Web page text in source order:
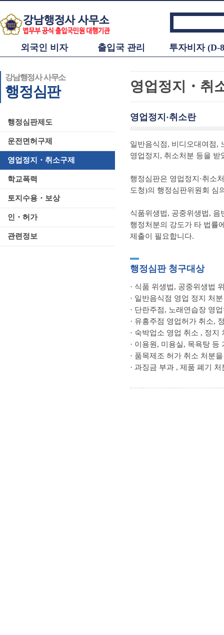
외국인 비자 출입국 관리 투자비자 (D-
강남행정사 사무소
행정심판
행정심판제도
운전면허구제
영업정지・취소구제
학교폭력
토지수용・보상
인・허가
관련정보
영업정지・취
영업정지·취소란
일반음식점, 비디오대여점,
영업정지, 취소처분 등을
행정심판은 영업정지·취소
도청)의 행정심판위원회 심
식품위생법, 공중위생법,
행정처분의 강도가 타 법률
제출이 필요합니다.
행정심판 청구대상
· 식품 위생법, 공중위생법
· 일반음식점 영업 정지 처
· 단란주점, 노래연습장 영
· 유흥주점 영업허가 취소,
· 숙박업소 영업 취소 , 정지
· 이용원, 미용실, 목욕탕
· 품목제조 허가 취소 처분
· 과징금 부과 , 제품 폐기